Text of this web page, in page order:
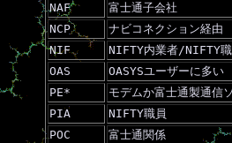
NAF
富士通子会社
NCP
ナビコネクション経由
NIF
NIFTY内業者/NIFTY職
OAS
OASYSユーザーに多い
PE*
モデムか富士通製通信
PIA
NIFTY職員
POC
富士通関係